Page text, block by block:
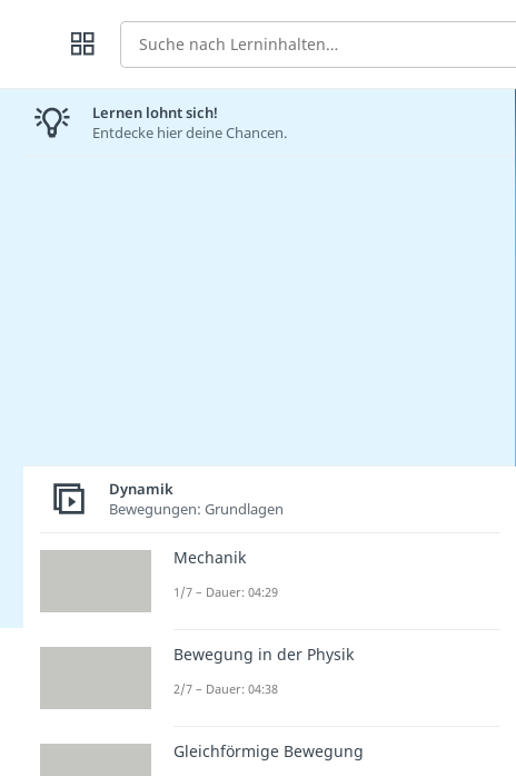
Suche
Lernen lohnt sich!
Entdecke hier deine Chancen.
Dynamik
Bewegungen: Grundlagen
Mechanik
1/7 – Dauer: 04:29
Bewegung in der Physik
2/7 – Dauer: 04:38
Gleichförmige Bewegung